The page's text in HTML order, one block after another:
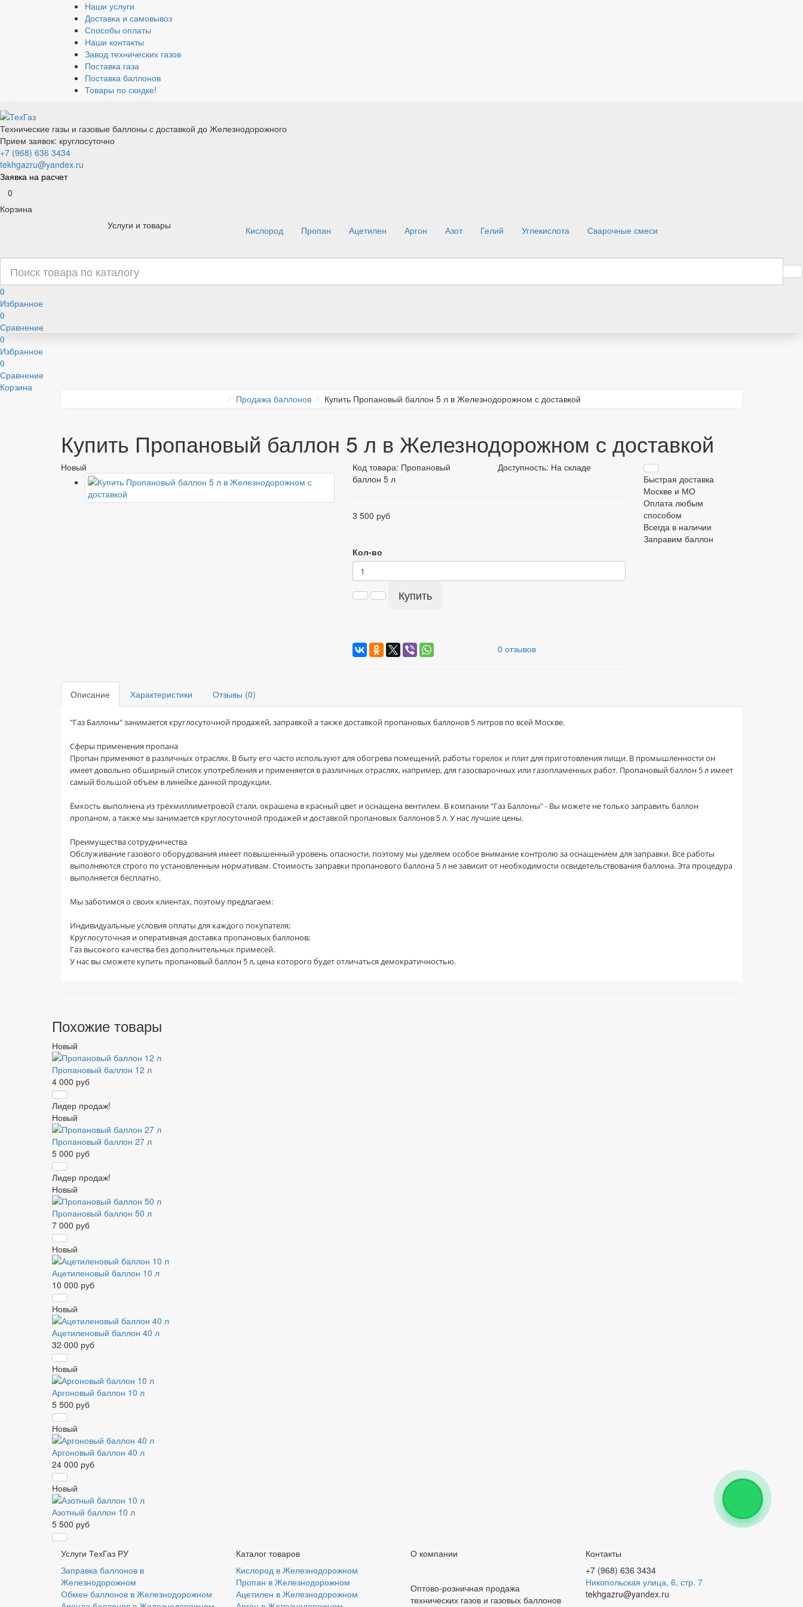
Наши услуги
Доставка и самовывоз
Способы оплаты
Наши контакты
Завод технических газов
Поставка газа
Поставка баллонов
Товары по скидке!
Технические газы и газовые баллоны с доставкой до Железнодорожного
Прием заявок: круглосуточно
+7 (968) 636 3434
tekhgazru@yandex.ru
Заявка на расчет
0
Корзина
Кислород
Пропан Ацетилен Аргон Азот Гелий Углекислота Сварочные смеси
Услуги и товары
0
Избранное
0
Сравнение
0
Избранное
0
Сравнение
Корзина
Продажа баллонов
Купить Пропановый баллон 5 л в Железнодорожном с доставкой
Купить Пропановый баллон 5 л в Железнодорожном с доставкой
Новый Код товара: Пропановый
баллон 5 л
Доступность: На складе
3 500 руб
Кол-во
Купить
0 отзывов
Быстрая доставка
Москве и МО
Оплата любым
способом
Всегда в наличии
Заправим баллон
Описание Характеристики Отзывы (0)
"Газ Баллоны" занимается круглосуточной продажей, заправкой а также доставкой пропановых баллонов 5 литров по всей Москве.
Сферы применения пропана
Пропан применяют в различных отраслях. В быту его часто используют для обогрева помещений, работы горелок и плит для приготовления пищи. В промышленности он
имеет довольно обширный список употребления и применяется в различных отраслях, например, для газосварочных или газопламенных работ. Пропановый баллон 5 л имеет
самый большой объём в линейке данной продукции.
Ёмкость выполнена из трёхмиллиметровой стали, окрашена в красный цвет и оснащена вентилем. В компании "Газ Баллоны" - Вы можете не только заправить баллон
пропаном, а также мы занимается круглосуточной продажей и доставкой пропановых баллонов 5 л. У нас лучшие цены.
Преимущества сотрудничества
Обслуживание газового оборудования имеет повышенный уровень опасности, поэтому мы уделяем особое внимание контролю за оснащением для заправки. Все работы
выполняются строго по установленным нормативам. Стоимость заправки пропанового баллона 5 л не зависит от необходимости освидетельствования баллона. Эта процедура
выполняется бесплатно.
Мы заботимся о своих клиентах, поэтому предлагаем:
Индивидуальные условия оплаты для каждого покупателя;
Круглосуточная и оперативная доставка пропановых баллонов;
Газ высокого качества без дополнительных примесей.
У нас вы сможете купить пропановый баллон 5 л, цена которого будет отличаться демократичностью.
Похожие товары
Новый
Пропановый баллон 12 л
4 000 руб
Лидер продаж!
Новый
Пропановый баллон 27 л
5 000 руб
Лидер продаж!
Новый
Пропановый баллон 50 л
7 000 руб
Новый
Ацетиленовый баллон 10 л
10 000 руб
Новый
Ацетиленовый баллон 40 л
32 000 руб
Новый
Аргоновый баллон 10 л
5 500 руб
Новый
Аргоновый баллон 40 л
24 000 руб
Новый
Азотный баллон 10 л
5 500 руб
Услуги ТехГаз РУ
Заправка баллонов в
Железнодорожном
Обмен баллонов в Железнодорожном
Каталог товаров
Кислород в Железнодорожном
Пропан в Железнодорожном
Ацетилен в Железнодорожном
О компании
Оптово-розничная продажа
технических газов и газовых баллонов
Контакты
+7 (968) 636 3434
Никопольская улица, 6, стр. 7
tekhgazru@yandex.ru